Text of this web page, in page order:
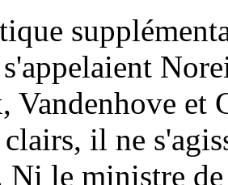
Vandenhove et
il ne
Ni le ministre